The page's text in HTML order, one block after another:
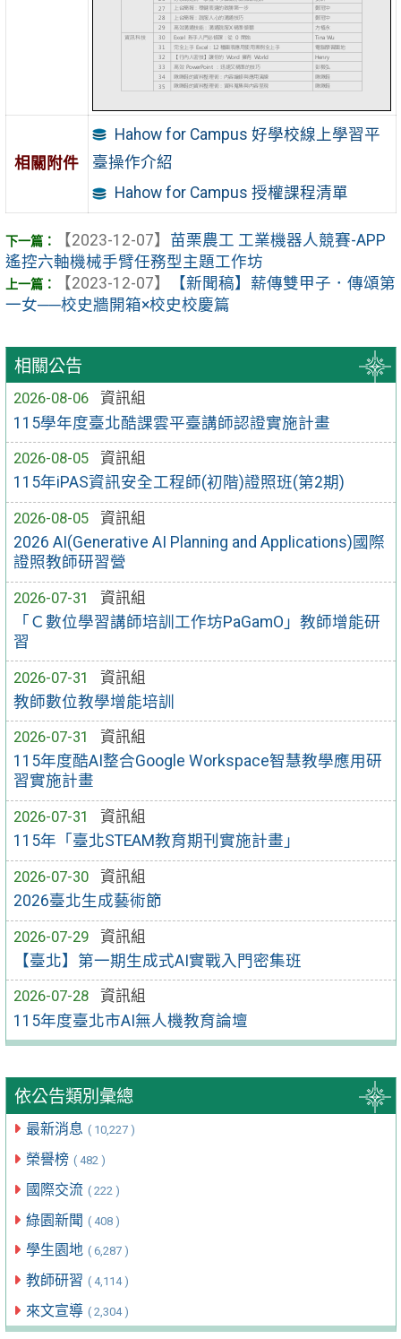
相關公告
2026-08-06
資訊組
115學年度臺北酷課雲平臺講師認證實施計畫
2026-08-05
資訊組
115年iPAS資訊安全工程師(初階)證照班(第2期)
2026-08-05
資訊組
2026 AI(Generative AI Planning and Applications)國際
證照教師研習營
2026-07-31
資訊組
「Ｃ數位學習講師培訓工作坊PaGamO」教師增能研
習
2026-07-31
資訊組
教師數位教學增能培訓
2026-07-31
資訊組
115年度酷AI整合Google Workspace智慧教學應用研
習實施計畫
2026-07-31
資訊組
115年「臺北STEAM教育期刊實施計畫」
2026-07-30
資訊組
2026臺北生成藝術節
2026-07-29
資訊組
【臺北】第一期生成式AI實戰入門密集班
2026-07-28
資訊組
115年度臺北市AI無人機教育論壇
依公告類別彙總
最新消息 ( 10,227 )
榮譽榜 ( 482 )
國際交流 ( 222 )
綠園新聞 ( 408 )
學生園地 ( 6,287 )
教師研習 ( 4,114 )
來文宣導 ( 2,304 )
相關附件
Hahow for Campus 好學校線上學習平
臺操作介紹
Hahow for Campus 授權課程清單
【2023-12-07】 苗栗農工 工業機器人競賽-APP
遙控六軸機械手臂任務型主題工作坊
【2023-12-07】
【新聞稿】薪傳雙甲子．傳頌第
一女──校史牆開箱×校史校慶篇